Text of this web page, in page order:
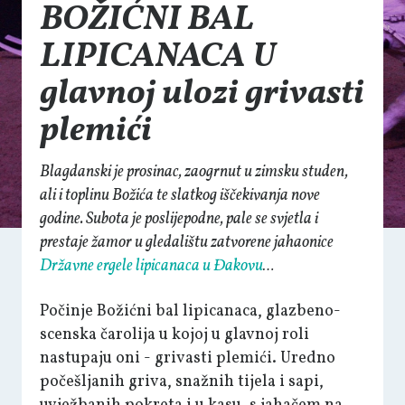
BOŽIĆNI BAL
LIPICANACA U
glavnoj ulozi grivasti
plemići
Blagdanski je prosinac, zaogrnut u zimsku studen,
ali i toplinu Božića te slatkog iščekivanja nove
godine. Subota je poslijepodne, pale se svjetla i
prestaje žamor u gledalištu zatvorene jahaonice
Državne ergele lipicanaca u Đakovu…
Počinje Božićni bal lipicanaca, glazbeno-
scenska čarolija u kojoj u glavnoj roli
nastupaju oni - grivasti plemići. Uredno
počešljanih griva, snažnih tijela i sapi,